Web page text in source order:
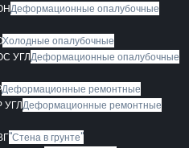
Деформационные опалубочные
Холодные опалубочные
УГЛДеформационные опалубочные
Деформационные ремонтные
УГЛДеформационные ремонтные
"Стена в грунте"